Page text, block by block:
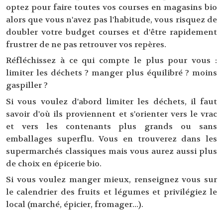
optez pour faire toutes vos courses en magasins bio
alors que vous n'avez pas l'habitude, vous risquez de
doubler votre budget courses et d'être rapidement
frustrer de ne pas retrouver vos repères.
Réfléchissez à ce qui compte le plus pour vous :
limiter les déchets ? manger plus équilibré ? moins
gaspiller ?
Si vous voulez d'abord limiter les déchets, il faut
savoir d'où ils proviennent et s'orienter vers le vrac
et vers les contenants plus grands ou sans
emballages superflu. Vous en trouverez dans les
supermarchés classiques mais vous aurez aussi plus
de choix en épicerie bio.
Si vous voulez manger mieux, renseignez vous sur
le calendrier des fruits et légumes et privilégiez le
local (marché, épicier, fromager...).